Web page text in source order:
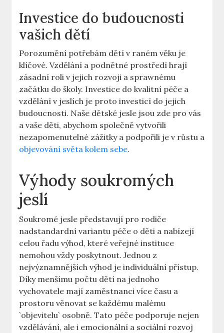
Investice do budoucnosti
vašich dětí
Porozumění potřebám dětí v raném věku je
klíčové. Vzdělání a podnětné prostředí hrají
zásadní roli v jejich rozvoji a sprawnému
začátku do školy. Investice do kvalitní péče a
vzdělání v jeslích je proto investicí do jejich
budoucnosti. Naše dětské jesle jsou zde pro vás
a vaše děti, abychom společně vytvořili
nezapomenutelné zážitky a podpořili je v růstu a
objevování světa kolem sebe.
Výhody soukromých
jeslí
Soukromé jesle představují pro rodiče
nadstandardní variantu péče o děti a nabízejí
celou řadu výhod, které veřejné instituce
nemohou vždy poskytnout. Jednou z
nejvýznamnějších výhod je individuální přístup.
Díky menšímu počtu dětí na jednoho
vychovatele mají zaměstnanci více času a
prostoru věnovat se každému malému
`objevitelu` osobně. Tato péče podporuje nejen
vzdělávání, ale i emocionální a sociální rozvoj